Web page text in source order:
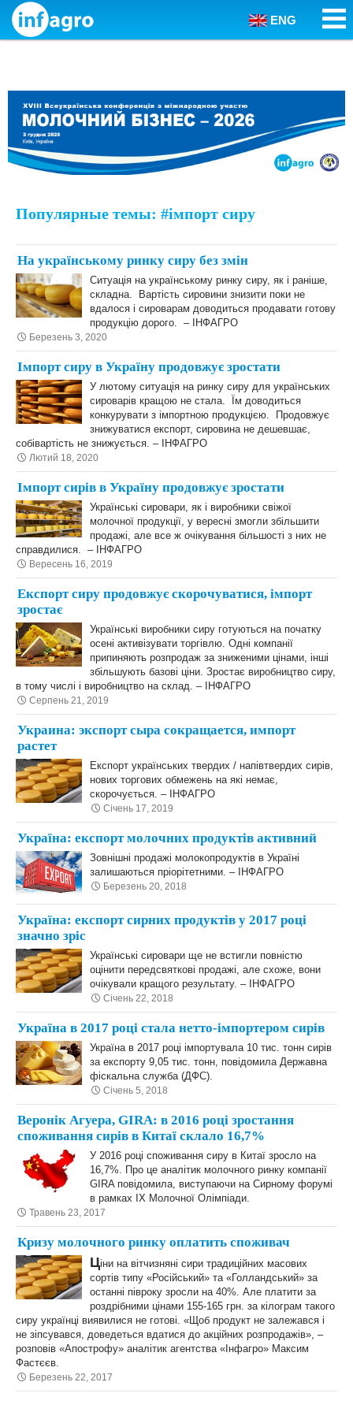
Skip to content
ENG
Популярные темы: #імпорт сиру
На українському ринку сиру без змін
Ситуація на українському ринку сиру, як і раніше,
складна. Вартість сировини знизити поки не
вдалося і сироварам доводиться продавати готову
продукцію дорого. – ІНФАГРО
Березень 3, 2020
Імпорт сиру в Україну продовжує зростати
У лютому ситуація на ринку сиру для українських
сироварів кращою не стала. Їм доводиться
конкурувати з імпортною продукцією. Продовжує
знижуватися експорт, сировина не дешевшає,
собівартість не знижується. – ІНФАГРО
Лютий 18, 2020
Імпорт сирів в Україну продовжує зростати
Українські сировари, як і виробники свіжої
молочної продукції, у вересні змогли збільшити
продажі, але все ж очікування більшості з них не
справдилися. – ІНФАГРО
Вересень 16, 2019
Експорт сиру продовжує скорочуватися, імпорт
зростає
Українські виробники сиру готуються на початку
осені активізувати торгівлю. Одні компанії
припиняють розпродаж за зниженими цінами, інші
збільшують базові ціни. Зростає виробництво сиру,
в тому числі і виробництво на склад. – ІНФАГРО
Серпень 21, 2019
Украина: экспорт сыра сокращается, импорт
растет
Експорт українських твердих / напівтвердих сирів,
нових торгових обмежень на які немає,
скорочується. – ІНФАГРО
Січень 17, 2019
Україна: експорт молочних продуктів активний
Зовнішні продажі молокопродуктів в Україні
залишаються пріорітетними. – ІНФАГРО
Березень 20, 2018
Україна: експорт сирних продуктів у 2017 році
значно зріс
Українські сировари ще не встигли повністю
оцінити передсвяткові продажі, але схоже, вони
очікували кращого результату. – ІНФАГРО
Січень 22, 2018
Україна в 2017 році стала нетто-імпортером сирів
Україна в 2017 році імпортувала 10 тис. тонн сирів
за експорту 9,05 тис. тонн, повідомила Державна
фіскальна служба (ДФС).
Січень 5, 2018
Веронік Агуера, GIRA: в 2016 році зростання
споживання сирів в Китаї склало 16,7%
У 2016 році споживання сиру в Китаї зросло на
16,7%. Про це аналітик молочного ринку компанії
GIRA повідомила, виступаючи на Сирному форумі
в рамках IX Молочної Олімпіади.
Травень 23, 2017
Кризу молочного ринку оплатить споживач
Ціни на вітчизняні сири традиційних масових
сортів типу «Російський» та «Голландський» за
останні півроку зросли на 40%. Але платити за
роздрібними цінами 155-165 грн. за кілограм такого
сиру українці виявилися не готові. «Щоб продукт не залежався і
не зіпсувався, доведеться вдатися до акційних розпродажів», –
розповів «Апострофу» аналітик агентства «Інфагро» Максим
Фастєєв.
Березень 22, 2017